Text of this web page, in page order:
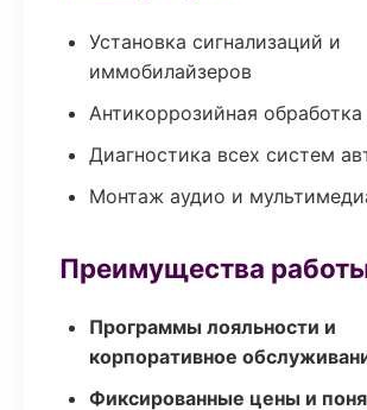
Установка сигнализаций и
иммобилайзеров
Антикоррозийная обработка
Диагностика всех систем
Монтаж аудио и
Преимущества
Программы лояльности и
корпоративное
Фиксированные цены и